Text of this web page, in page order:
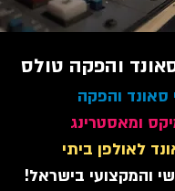
והפקה טולס
סאונד והפקה
ומאסטרינג
לאולפן ביתי
והמקצועי בישראל!